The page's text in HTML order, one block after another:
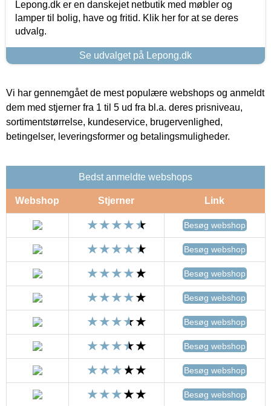
Lepong.dk er en danskejet netbutik med møbler og
lamper til bolig, have og fritid. Klik her for at se deres
udvalg.
Se udvalget på Lepong.dk
Vi har gennemgået de mest populære webshops og anmeldt
dem med stjerner fra 1 til 5 ud fra bl.a. deres prisniveau,
sortimentstørrelse, kundeservice, brugervenlighed,
betingelser, leveringsformer og betalingsmuligheder.
Bedst anmeldte webshops
Webshop Stjerner Link
Besøg webshop
Besøg webshop
Besøg webshop
Besøg webshop
Besøg webshop
Besøg webshop
Besøg webshop
Besøg webshop